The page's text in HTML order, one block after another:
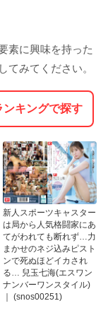
素に興味を持った
てみてください。
キングで探す
新人スポーツキャスター
は局から人気格闘家にあ
てがわれても断れず…力
まかせのネジ込みピスト
ンで死ぬほどイカされ
る… 兒玉七海(エスワン
ナンバーワンスタイル)
｜ (snos00251)